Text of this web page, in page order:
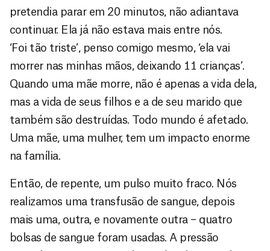
pretendia parar em 20 minutos, não adiantava
continuar. Ela já não estava mais entre nós.
‘Foi tão triste’, penso comigo mesmo, ‘ela vai
morrer nas minhas mãos, deixando 11 crianças’.
Quando uma mãe morre, não é apenas a vida dela,
mas a vida de seus filhos e a de seu marido que
também são destruídas. Todo mundo é afetado.
Uma mãe, uma mulher, tem um impacto enorme
na família.
Então, de repente, um pulso muito fraco. Nós
realizamos uma transfusão de sangue, depois
mais uma, outra, e novamente outra – quatro
bolsas de sangue foram usadas. A pressão